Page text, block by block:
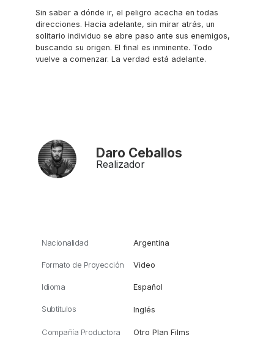
Sin saber a dónde ir, el peligro acecha en todas
direcciones. Hacia adelante, sin mirar atrás, un
solitario individuo se abre paso ante sus enemigos,
buscando su origen. El final es inminente. Todo
vuelve a comenzar. La verdad está adelante.
Daro Ceballos
Realizador
Nacionalidad Argentina
Formato de Proyección Video
Idioma Español
Subtítulos Inglés
Compañía Productora Otro Plan Films